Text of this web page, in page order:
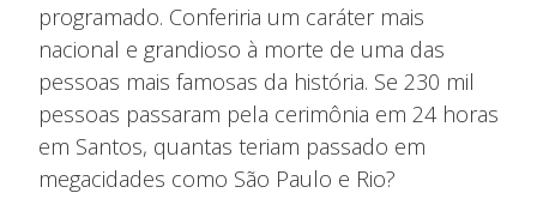
programado. Conferiria um caráter mais
nacional e grandioso à morte de uma das
pessoas mais famosas da história. Se 230 mil
pessoas passaram pela cerimônia em 24 horas
em Santos, quantas teriam passado em
megacidades como São Paulo e Rio?